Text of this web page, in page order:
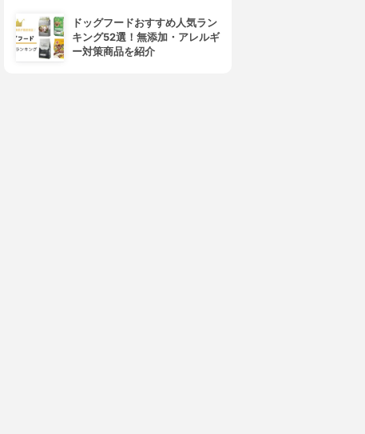
ドッグフードおすすめ人気ラン
キング52選！無添加・アレルギ
ー対策商品を紹介